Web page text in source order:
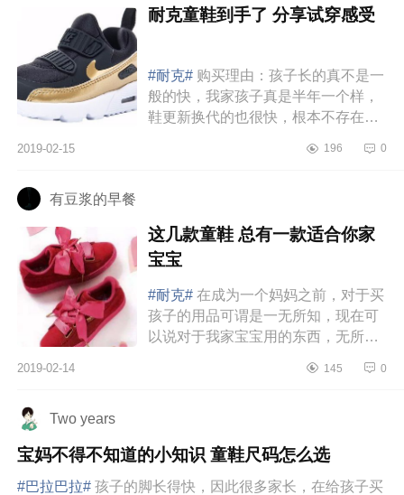
耐克童鞋到手了 分享试穿感受
#耐克# 购买理由：孩子长的真不是一
般的快，我家孩子真是半年一个样，
鞋更新换代的也很快，根本不存在什
给孩子买了双新鞋，还是孩子自己看
2019-02-15 196 0
有豆浆的早餐
这几款童鞋 总有一款适合你家
宝宝
#耐克# 在成为一个妈妈之前，对于买
孩子的用品可谓是一无所知，现在可
以说对于我家宝宝用的东西，无所不
我总能挑到好看的（嗯……可能只是
2019-02-14 145 0
Two years
宝妈不得不知道的小知识 童鞋尺码怎么选
#巴拉巴拉# 孩子的脚长得快，因此很多家长，在给孩子买